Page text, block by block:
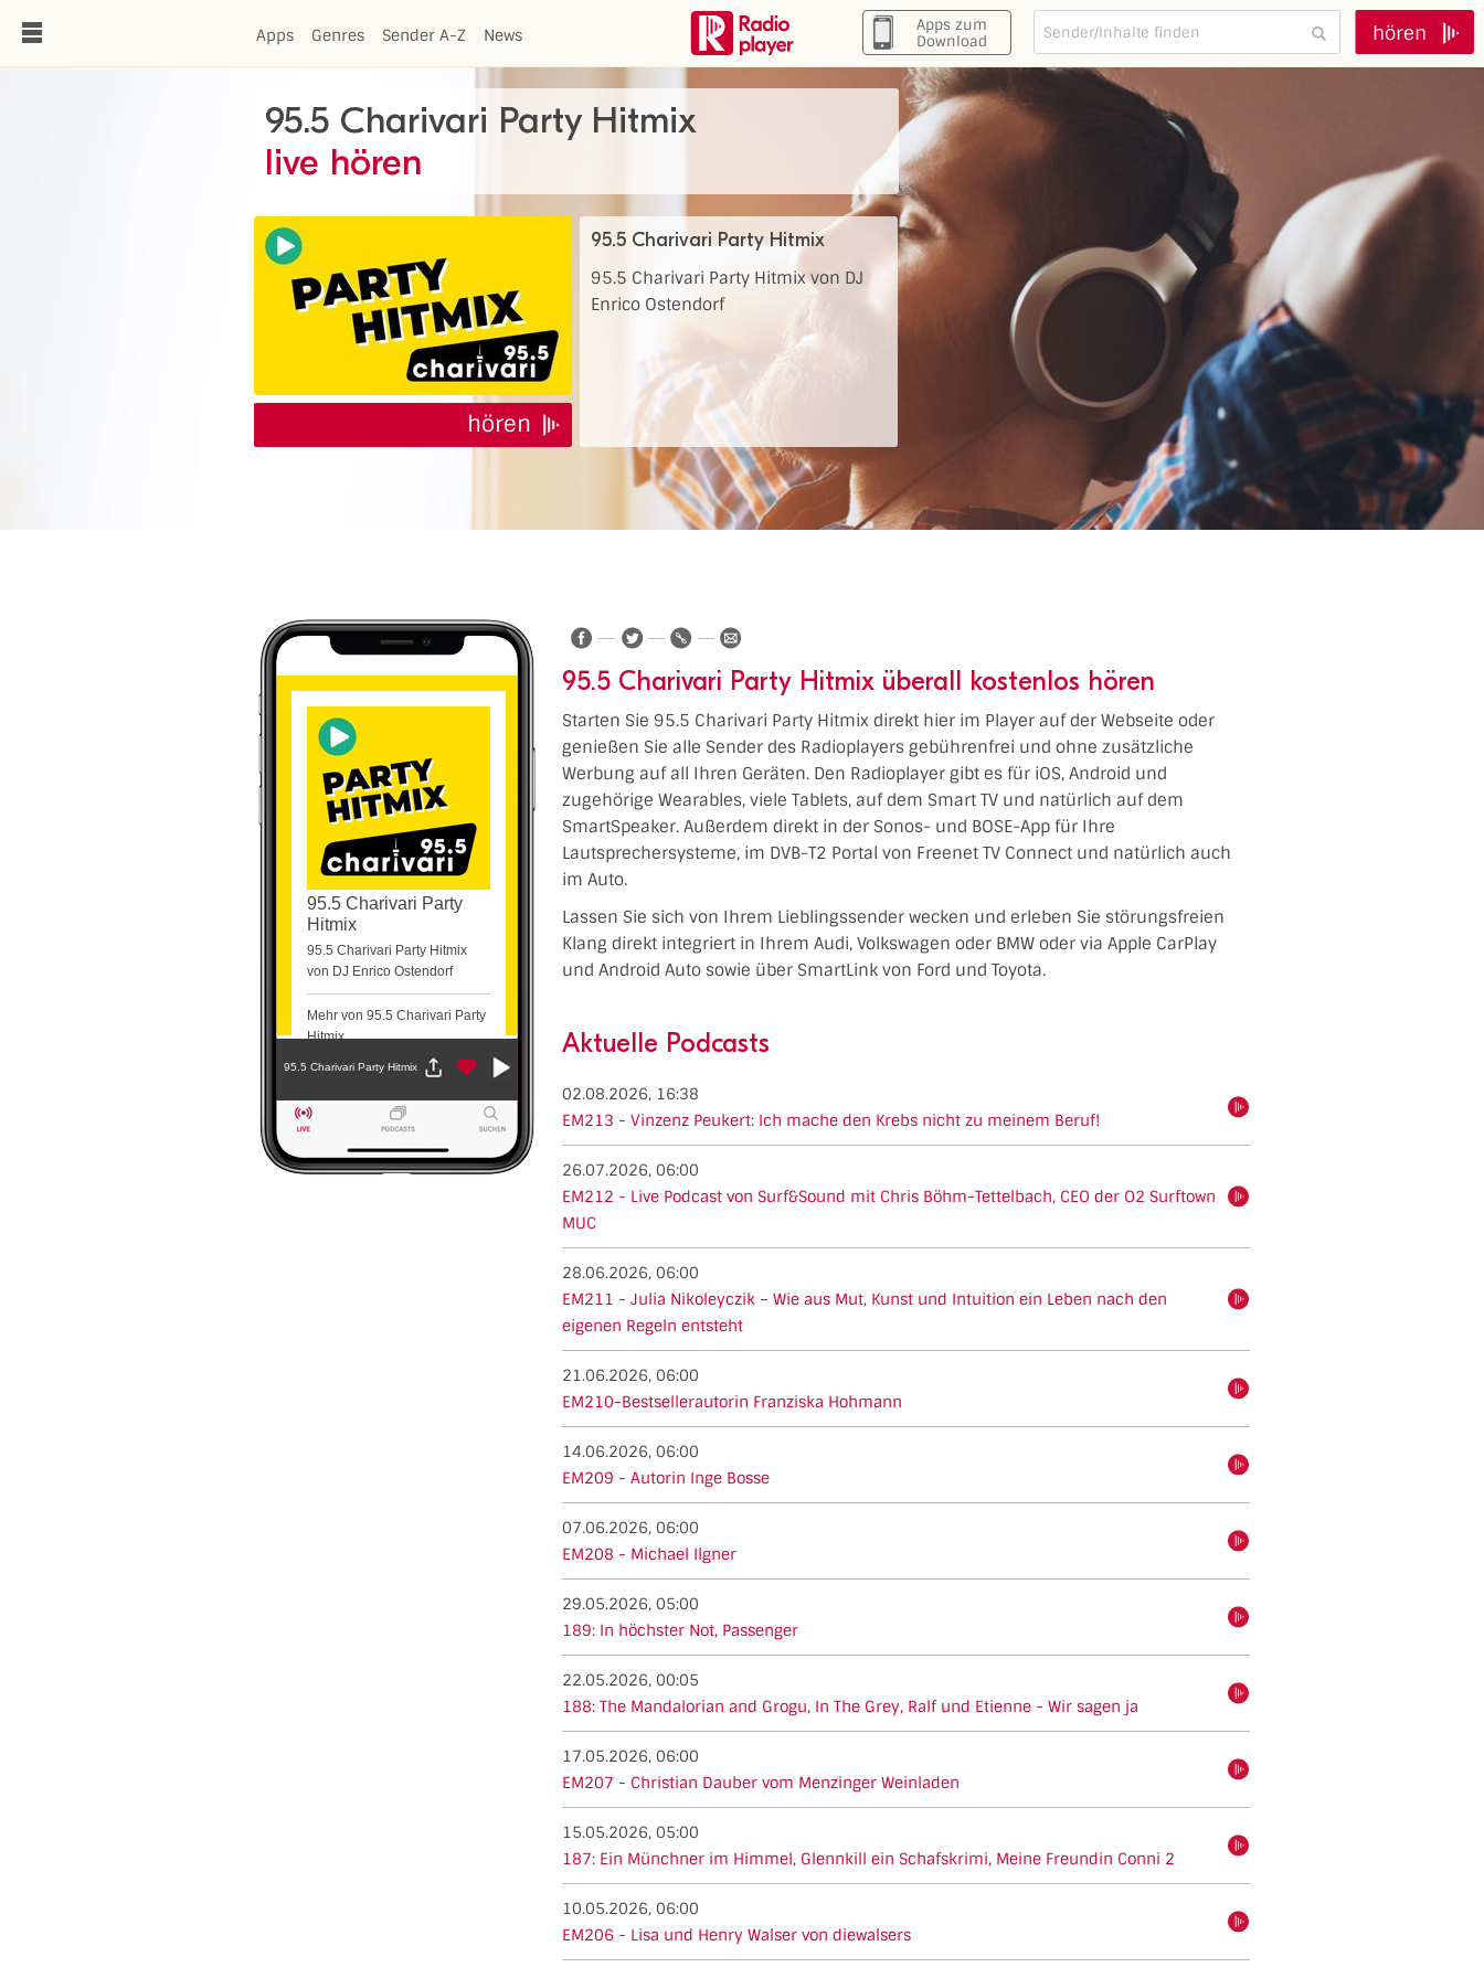
Apps Genres Sender A-Z News
Apps zum
Download
hören
95.5 Charivari Party Hitmix
live hören
hören
95.5 Charivari Party Hitmix
95.5 Charivari Party Hitmix von DJ
Enrico Ostendorf
95.5 Charivari Party
Hitmix
95.5 Charivari Party Hitmix
von DJ Enrico Ostendorf
Mehr von 95.5 Charivari Party
Hitmix
95.5 Charivari Party Hitmix
95.5 Charivari Party Hitmix überall kostenlos hören
Starten Sie 95.5 Charivari Party Hitmix direkt hier im Player auf der Webseite oder
genießen Sie alle Sender des Radioplayers gebührenfrei und ohne zusätzliche
Werbung auf all Ihren Geräten. Den Radioplayer gibt es für iOS, Android und
zugehörige Wearables, viele Tablets, auf dem Smart TV und natürlich auf dem
SmartSpeaker. Außerdem direkt in der Sonos- und BOSE-App für Ihre
Lautsprechersysteme, im DVB-T2 Portal von Freenet TV Connect und natürlich auch
im Auto.
Lassen Sie sich von Ihrem Lieblingssender wecken und erleben Sie störungsfreien
Klang direkt integriert in Ihrem Audi, Volkswagen oder BMW oder via Apple CarPlay
und Android Auto sowie über SmartLink von Ford und Toyota.
Aktuelle Podcasts
02.08.2026, 16:38
EM213 - Vinzenz Peukert: Ich mache den Krebs nicht zu meinem Beruf!
26.07.2026, 06:00
EM212 - Live Podcast von Surf&Sound mit Chris Böhm-Tettelbach, CEO der O2 Surftown
MUC
hören
28.06.2026, 06:00
EM211 - Julia Nikoleyczik – Wie aus Mut, Kunst und Intuition ein Leben nach den
eigenen Regeln entsteht
hören
21.06.2026, 06:00
EM210-Bestsellerautorin Franziska Hohmann
14.06.2026, 06:00
EM209 - Autorin Inge Bosse
07.06.2026, 06:00
EM208 - Michael Ilgner
29.05.2026, 05:00
189: In höchster Not, Passenger
22.05.2026, 00:05
188: The Mandalorian and Grogu, In The Grey, Ralf und Etienne - Wir sagen ja
hören
17.05.2026, 06:00
EM207 - Christian Dauber vom Menzinger Weinladen
15.05.2026, 05:00
187: Ein Münchner im Himmel, Glennkill ein Schafskrimi, Meine Freundin Conni 2
hören
10.05.2026, 06:00
EM206 - Lisa und Henry Walser von diewalsers